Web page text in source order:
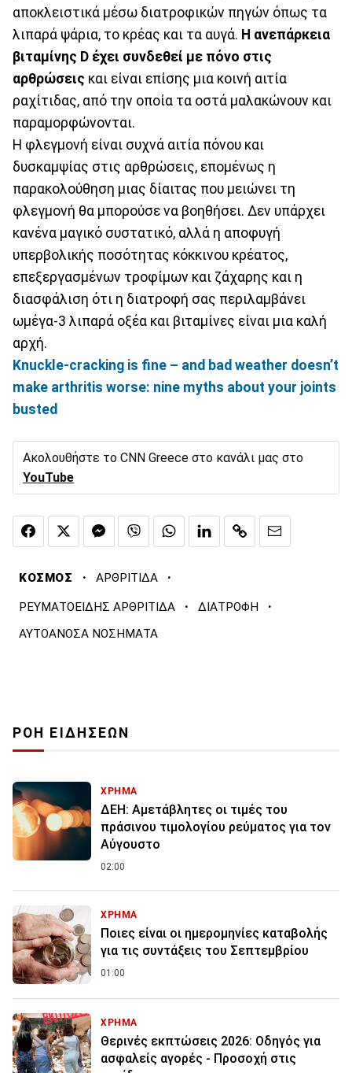
αποκλειστικά μέσω διατροφικών πηγών όπως τα
λιπαρά ψάρια, το κρέας και τα αυγά. Η ανεπάρκεια
βιταμίνης D έχει συνδεθεί με πόνο στις
αρθρώσεις και είναι επίσης μια κοινή αιτία
ραχίτιδας, από την οποία τα οστά μαλακώνουν και
παραμορφώνονται.
Η φλεγμονή είναι συχνά αιτία πόνου και
δυσκαμψίας στις αρθρώσεις, επομένως η
παρακολούθηση μιας δίαιτας που μειώνει τη
φλεγμονή θα μπορούσε να βοηθήσει. Δεν υπάρχει
κανένα μαγικό συστατικό, αλλά η αποφυγή
υπερβολικής ποσότητας κόκκινου κρέατος,
επεξεργασμένων τροφίμων και ζάχαρης και η
διασφάλιση ότι η διατροφή σας περιλαμβάνει
ωμέγα-3 λιπαρά οξέα και βιταμίνες είναι μια καλή
αρχή.
Knuckle-cracking is fine – and bad weather doesn’t
make arthritis worse: nine myths about your joints
busted
Ακολουθήστε το CNN Greece στο κανάλι μας στο
YouTube
ΚΟΣΜΟΣ · ΑΡΘΡΙΤΙΔΑ ·
ΡΕΥΜΑΤΟΕΙΔΗΣ ΑΡΘΡΙΤΙΔΑ · ΔΙΑΤΡΟΦΗ ·
ΑΥΤΟΑΝΟΣΑ ΝΟΣΗΜΑΤΑ
ΡΟΗ ΕΙΔΗΣΕΩΝ
ΧΡΗΜΑ
ΔΕΗ: Αμετάβλητες οι τιμές του
πράσινου τιμολογίου ρεύματος για τον
Αύγουστο
02:00
ΧΡΗΜΑ
Ποιες είναι οι ημερομηνίες καταβολής
για τις συντάξεις του Σεπτεμβρίου
01:00
ΧΡΗΜΑ
Θερινές εκπτώσεις 2026: Οδηγός για
ασφαλείς αγορές - Προσοχή στις